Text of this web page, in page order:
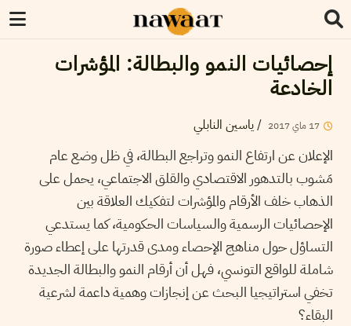
إحصائيات النمو والبطالة: المؤشرات
الخادعة
17 ماي2017
/ياسين النابلي
الإعلان عن ارتفاع النمو وتراجع البطالة، في ظل وضع عام
مَشوب بالتدهور الاقتصادي والقلق الاجتماعي، يحمل على
الذهاب خلف الأرقام والمؤشرات لتفكيك العلاقة بين
الإحصائيات الرسمية والسياسات الحكومية، كما يستدعي
التساؤل حول مناهج الإحصاء ومدى قدرتها على إعطاء صورة
شاملة للواقع التونسي، فهل أن أرقام النمو والبطالة الجديدة
تخفي استراتيجيا البحث عن إنجازات وهمية داعمة لشرعية
البقاء؟